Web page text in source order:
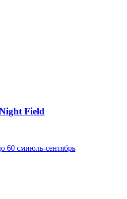
Field
60 смиюль-сентябрь